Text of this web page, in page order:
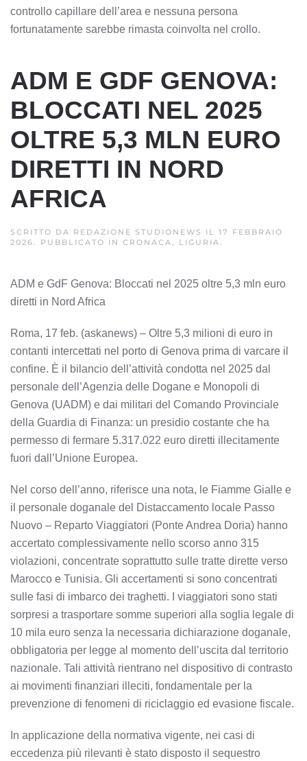
controllo capillare dell’area e nessuna persona
fortunatamente sarebbe rimasta coinvolta nel crollo.
ADM E GDF GENOVA:
BLOCCATI NEL 2025
OLTRE 5,3 MLN EURO
DIRETTI IN NORD
AFRICA
SCRITTO DA REDAZIONE STUDIONEWS IL 17 FEBBRAIO
2026. PUBBLICATO IN CRONACA, LIGURIA.
ADM e GdF Genova: Bloccati nel 2025 oltre 5,3 mln euro
diretti in Nord Africa
Roma, 17 feb. (askanews) – Oltre 5,3 milioni di euro in
contanti intercettati nel porto di Genova prima di varcare il
confine. È il bilancio dell’attività condotta nel 2025 dal
personale dell’Agenzia delle Dogane e Monopoli di
Genova (UADM) e dai militari del Comando Provinciale
della Guardia di Finanza: un presidio costante che ha
permesso di fermare 5.317.022 euro diretti illecitamente
fuori dall’Unione Europea.
Nel corso dell’anno, riferisce una nota, le Fiamme Gialle e
il personale doganale del Distaccamento locale Passo
Nuovo – Reparto Viaggiatori (Ponte Andrea Doria) hanno
accertato complessivamente nello scorso anno 315
violazioni, concentrate soprattutto sulle tratte dirette verso
Marocco e Tunisia. Gli accertamenti si sono concentrati
sulle fasi di imbarco dei traghetti. I viaggiatori sono stati
sorpresi a trasportare somme superiori alla soglia legale di
10 mila euro senza la necessaria dichiarazione doganale,
obbligatoria per legge al momento dell’uscita dal territorio
nazionale. Tali attività rientrano nel dispositivo di contrasto
ai movimenti finanziari illeciti, fondamentale per la
prevenzione di fenomeni di riciclaggio ed evasione fiscale.
In applicazione della normativa vigente, nei casi di
eccedenza più rilevanti è stato disposto il sequestro